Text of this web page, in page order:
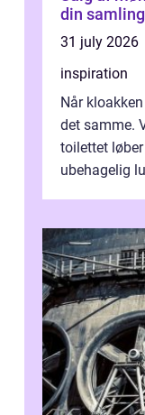
din samling
31 july 2026
inspiration
Når
det samme.
toilettet løber
ubehagelig